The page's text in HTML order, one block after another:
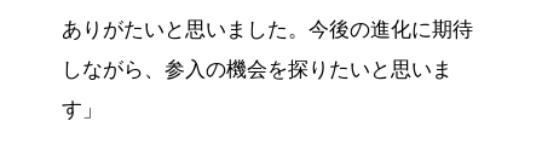
ありがたいと思いました。今後の進化に期待
しながら、参入の機会を探りたいと思いま
す」